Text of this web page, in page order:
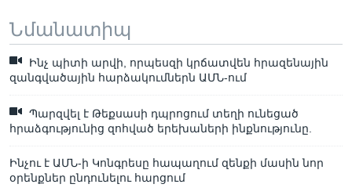
Նմանատիպ
Ինչ պիտի արվի, որպեսզի կրճատվեն հրազենային
զանգվածային հարձակումներն ԱՄՆ-ում
Պարզվել է Թեքսասի դպրոցում տեղի ունեցած
հրաձգությունից զոհված երեխաների ինքնությունը.
Ինչու է ԱՄՆ-ի Կոնգրեսը հապաղում զենքի մասին նոր
օրենքներ ընդունելու հարցում